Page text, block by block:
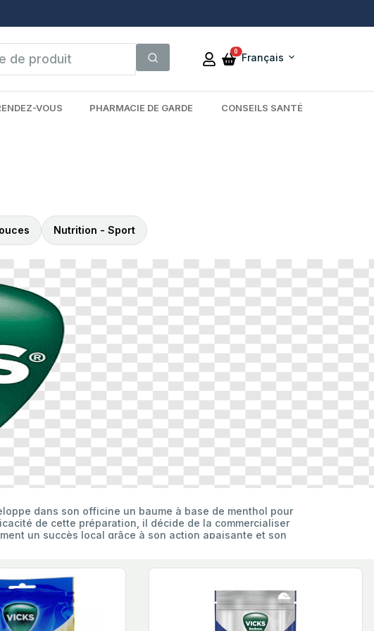
0 Français
VOUS PHARMACIE DE GARDE CONSEILS SANTÉ
Nutrition - Sport
dans son officine un baume à base de menthol pour
de cette préparation, il décide de la commercialiser
un succès local grâce à son action apaisante et son
médecin respecté dont le nom inspire confiance. Cette
décrit parfaitement le mode d'action : un baume
marque un tournant décisif pour Vicks. Face à l'afflux